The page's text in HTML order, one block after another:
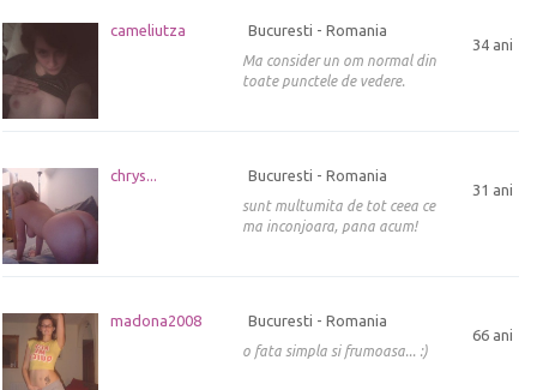
cameliutza
34 ani
Bucuresti - Romania
Ma consider un om normal din
toate punctele de vedere.
chrys...
31 ani
Bucuresti - Romania
sunt multumita de tot ceea ce
ma inconjoara, pana acum!
madona2008
66 ani
Bucuresti - Romania
o fata simpla si frumoasa... :)